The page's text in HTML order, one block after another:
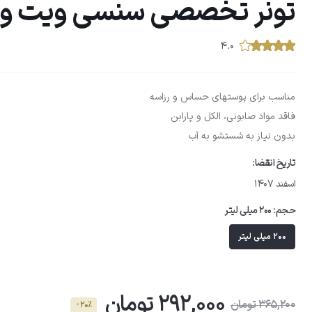
تونر تخصصی سنسی ویت
۴.۰
مناسب برای پوستهای حساس و رزاسه
فاقد مواد صابونی، الکل و پارابن
بدون نیاز به شستشو به آب
تاریخ انقضا:
اسفند 1407
حجم:200 میلی لیتر
200 میلی لیتر
365,200 تومان 292,000 تومان - 20٪